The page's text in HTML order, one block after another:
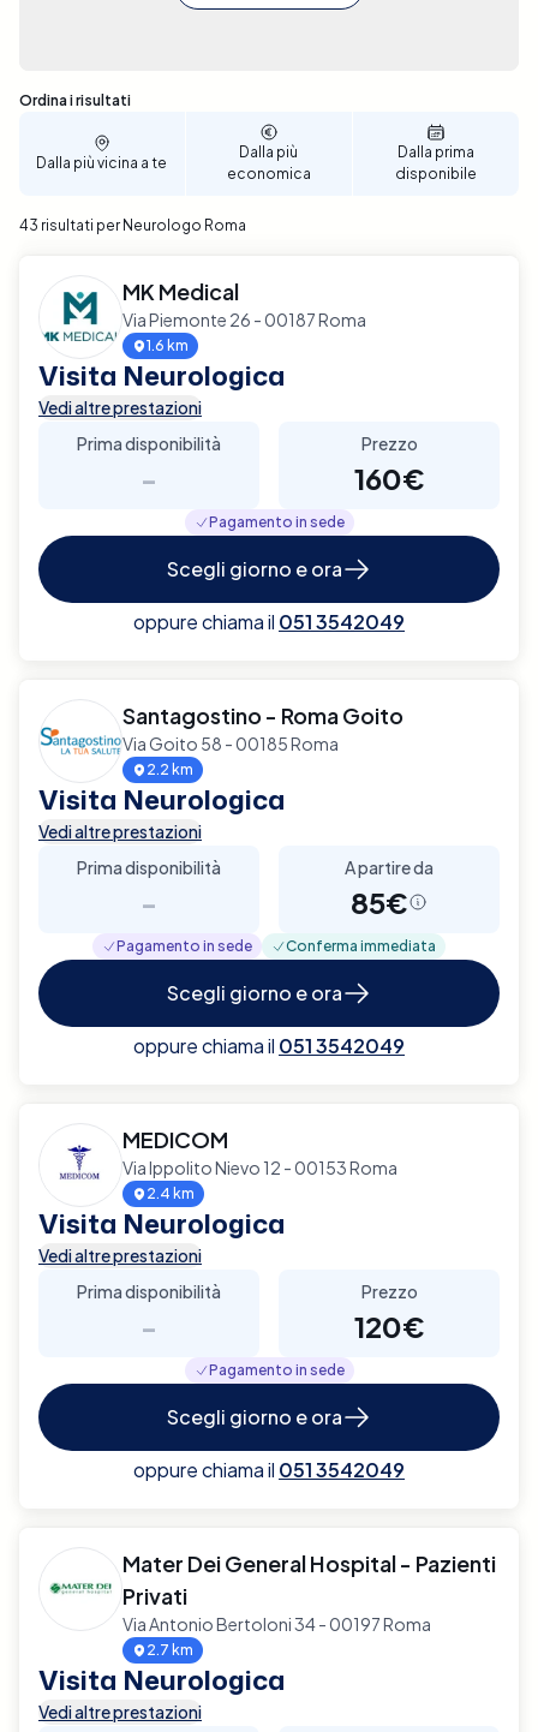
Sono stati trovati 43 risultati
Ordina i risultati
Dalla più vicina a te
Dalla più
economica
Dalla prima
disponibile
43 risultati per Neurologo Roma
MK Medical
Via Piemonte 26 - 00187 Roma
1.6 km
Visita Neurologica
Vedi altre prestazioni
Prima disponibilità
-
Prezzo
160€
Pagamento in sede
Scegli giorno e ora
oppure chiama il 051 3542049
Santagostino - Roma Goito
Via Goito 58 - 00185 Roma
2.2 km
Visita Neurologica
Vedi altre prestazioni
Prima disponibilità
-
A partire da
85€
Pagamento in sede Conferma immediata
Scegli giorno e ora
oppure chiama il 051 3542049
MEDICOM
Via Ippolito Nievo 12 - 00153 Roma
2.4 km
Visita Neurologica
Vedi altre prestazioni
Prima disponibilità
-
Prezzo
120€
Pagamento in sede
Scegli giorno e ora
oppure chiama il 051 3542049
Mater Dei General Hospital - Pazienti
Privati
Via Antonio Bertoloni 34 - 00197 Roma
2.7 km
Visita Neurologica
Vedi altre prestazioni